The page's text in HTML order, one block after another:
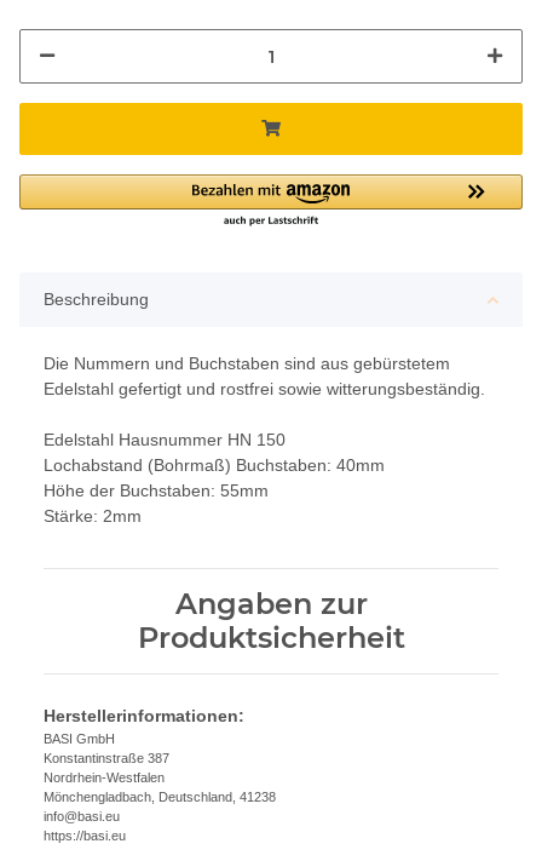
Beschreibung
Die Nummern und Buchstaben sind aus gebürstetem
Edelstahl gefertigt und rostfrei sowie witterungsbeständig.
Edelstahl Hausnummer HN 150
Lochabstand (Bohrmaß) Buchstaben: 40mm
Höhe der Buchstaben: 55mm
Stärke: 2mm
Angaben zur
Produktsicherheit
Herstellerinformationen:
BASI GmbH
Konstantinstraße 387
Nordrhein-Westfalen
Mönchengladbach, Deutschland, 41238
info@basi.eu
https://basi.eu